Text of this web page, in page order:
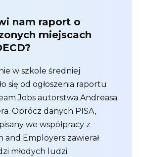
nam raport o
miejscach
w szkole średniej
się od ogłoszenia raportu
Jobs autorstwa Andreasa
Oprócz danych PISA,
we współpracy z
and Employers zawierał
młodych ludzi.